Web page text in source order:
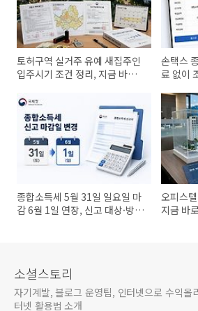
토허구역 실거주 유예 새집주인
입주시기 조건 정리, 지금 바로
손택스
료 없이
종합소득세 5월 31일 일요일 마
감 6월 1일 연장, 신고 대상·방
오피스
지금 바
소셜스토리
자기계발, 블로그 운영팁, 인터넷으로 수익올
터넷 활용법 소개